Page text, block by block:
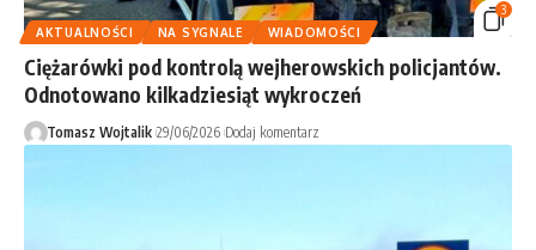
3
AKTUALNOŚCI
NA SYGNALE WIADOMOŚCI
Ciężarówki pod kontrolą wejherowskich policjantów.
Odnotowano kilkadziesiąt wykroczeń
Tomasz Wojtalik 29/06/2026 Dodaj komentarz